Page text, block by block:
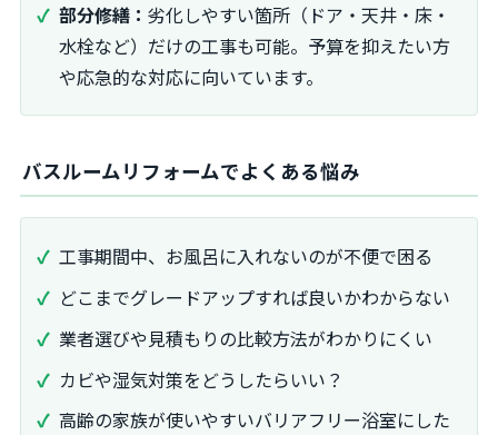
部分修繕： 劣化しやすい箇所（ドア・天井・床・
水栓など）だけの工事も可能。予算を抑えたい方
や応急的な対応に向いています。
バスルームリフォームでよくある悩み
工事期間中、お風呂に入れないのが不便で困る
どこまでグレードアップすれば良いかわからない
業者選びや見積もりの比較方法がわかりにくい
カビや湿気対策をどうしたらいい？
高齢の家族が使いやすいバリアフリー浴室にした